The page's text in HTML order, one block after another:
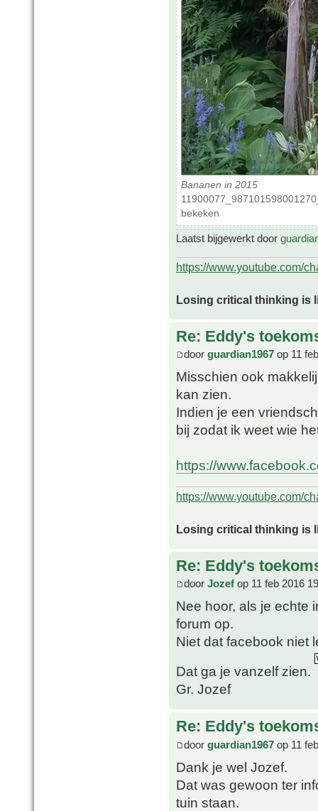
Bananen in 2015
bekeken
Laatst bijgewerkt door
https://www.youtube.com/
Losing critical thinking is
Re: Eddy's
door guardian1967 op 11
Misschien ook
kan zien.
Indien je een
bij zodat ik weet wie
https://
https://www.youtube.com/
Losing critical thinking is
Re: Eddy's
door Jozef op 11 feb 2016
Nee hoor, als je echte
forum op.
Niet dat facebook niet
Dat ga je vanzelf zien.
Gr. Jozef
Re: Eddy's
door guardian1967 op 11
Dank je wel Jozef.
Dat was gewoon ter
tuin staan.